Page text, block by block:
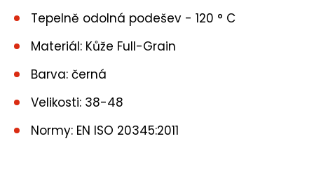
Tepelně odolná podešev - 120 ° C
Materiál: Kůže Full-Grain
Barva: černá
Velikosti: 38-48
Normy: EN ISO 20345:2011